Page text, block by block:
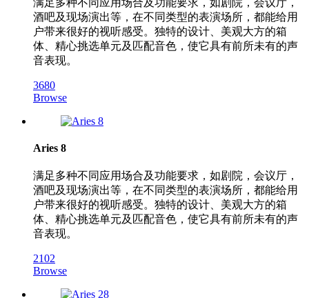
酒吧及现场演出等，在不同类型的表演场所，都能给用
户带来很好的视听感受。独特的设计、美观大方的箱
体、精心挑选单元及匹配音色，使它具有前所未有的声
音表现。
3680
Browse
Aries 8
满足多种不同应用场合及功能要求，如剧院，会议厅，
酒吧及现场演出等，在不同类型的表演场所，都能给用
户带来很好的视听感受。独特的设计、美观大方的箱
体、精心挑选单元及匹配音色，使它具有前所未有的声
音表现。
2102
Browse